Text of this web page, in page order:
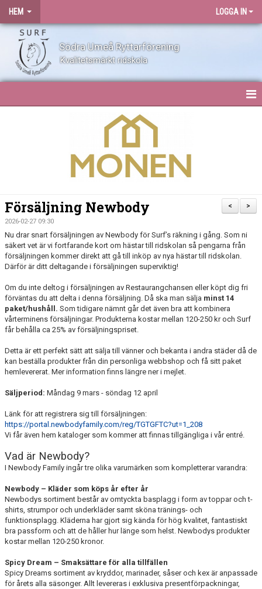
HEM LOGGA IN
Södra Umeå Ryttarförening
Kvalitetsmärkt ridskola
ANLÄGGNING
BLI MEDLEM
RIDHUSBOKNINGAR
IDEELLT ARBETE
PROVISIONSFÖRSÄLJNING
FRAMSTEG
BOTNIA HÄSTKLINIK
SURF-FONDEN
SURF-HÄNG
BOKNINGAR
>
<
Försäljning Newbody
2026-02-27 09:30
Nu drar snart försäljningen av Newbody för Surf’s räkning i gång. Som ni
säkert vet är vi fortfarande kort om hästar till ridskolan så pengarna från
försäljningen kommer direkt att gå till inköp av nya hästar till ridskolan.
Därför är ditt deltagande i försäljningen superviktig!
Om du inte deltog i försäljningen av Restaurangchansen eller köpt dig fri
förväntas du att delta i denna försäljning. Då ska man sälja minst 14
paket/hushåll. Som tidigare nämnt går det även bra att kombinera
vårterminens försäljningar. Produkterna kostar mellan 120-250 kr och Surf
får behålla ca 25% av försäljningspriset.
Detta är ett perfekt sätt att sälja till vänner och bekanta i andra städer då de
kan beställa produkter från din personliga webbshop och få sitt paket
hemlevererat. Mer information finns längre ner i mejlet.
Säljperiod: Måndag 9 mars - söndag 12 april
Länk för att registrera sig till försäljningen:
https://portal.newbodyfamily.com/reg/TGTGFTC?ut=1_208
Vi får även hem kataloger som kommer att finnas tillgängliga i vår entré.
Vad är Newbody?
I Newbody Family ingår tre olika varumärken som kompletterar varandra:
Newbody – Kläder som köps år efter år
Newbodys sortiment består av omtyckta basplagg i form av toppar och t-
shirts, strumpor och underkläder samt sköna tränings- och
funktionsplagg. Kläderna har gjort sig kända för hög kvalitet, fantastiskt
bra passform och att de håller hur länge som helst. Newbodys produkter
kostar mellan 120-250 kronor.
Spicy Dream – Smaksättare för alla tillfällen
Spicy Dreams sortiment av kryddor, marinader, såser och kex är anpassade
för årets alla säsonger. Allt levereras i exklusiva presentförpackningar,